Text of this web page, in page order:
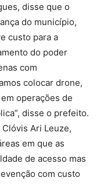
disse que o
do município,
custo para a
do poder
com
colocar drone,
operações de
disse o prefeito.
Ari Leuze,
em que as
de acesso mas
com custo